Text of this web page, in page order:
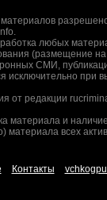
разрешено
любых
(размещение на
СМИ,
исключительно при
от редакции
материала и
материала всех
Контакты